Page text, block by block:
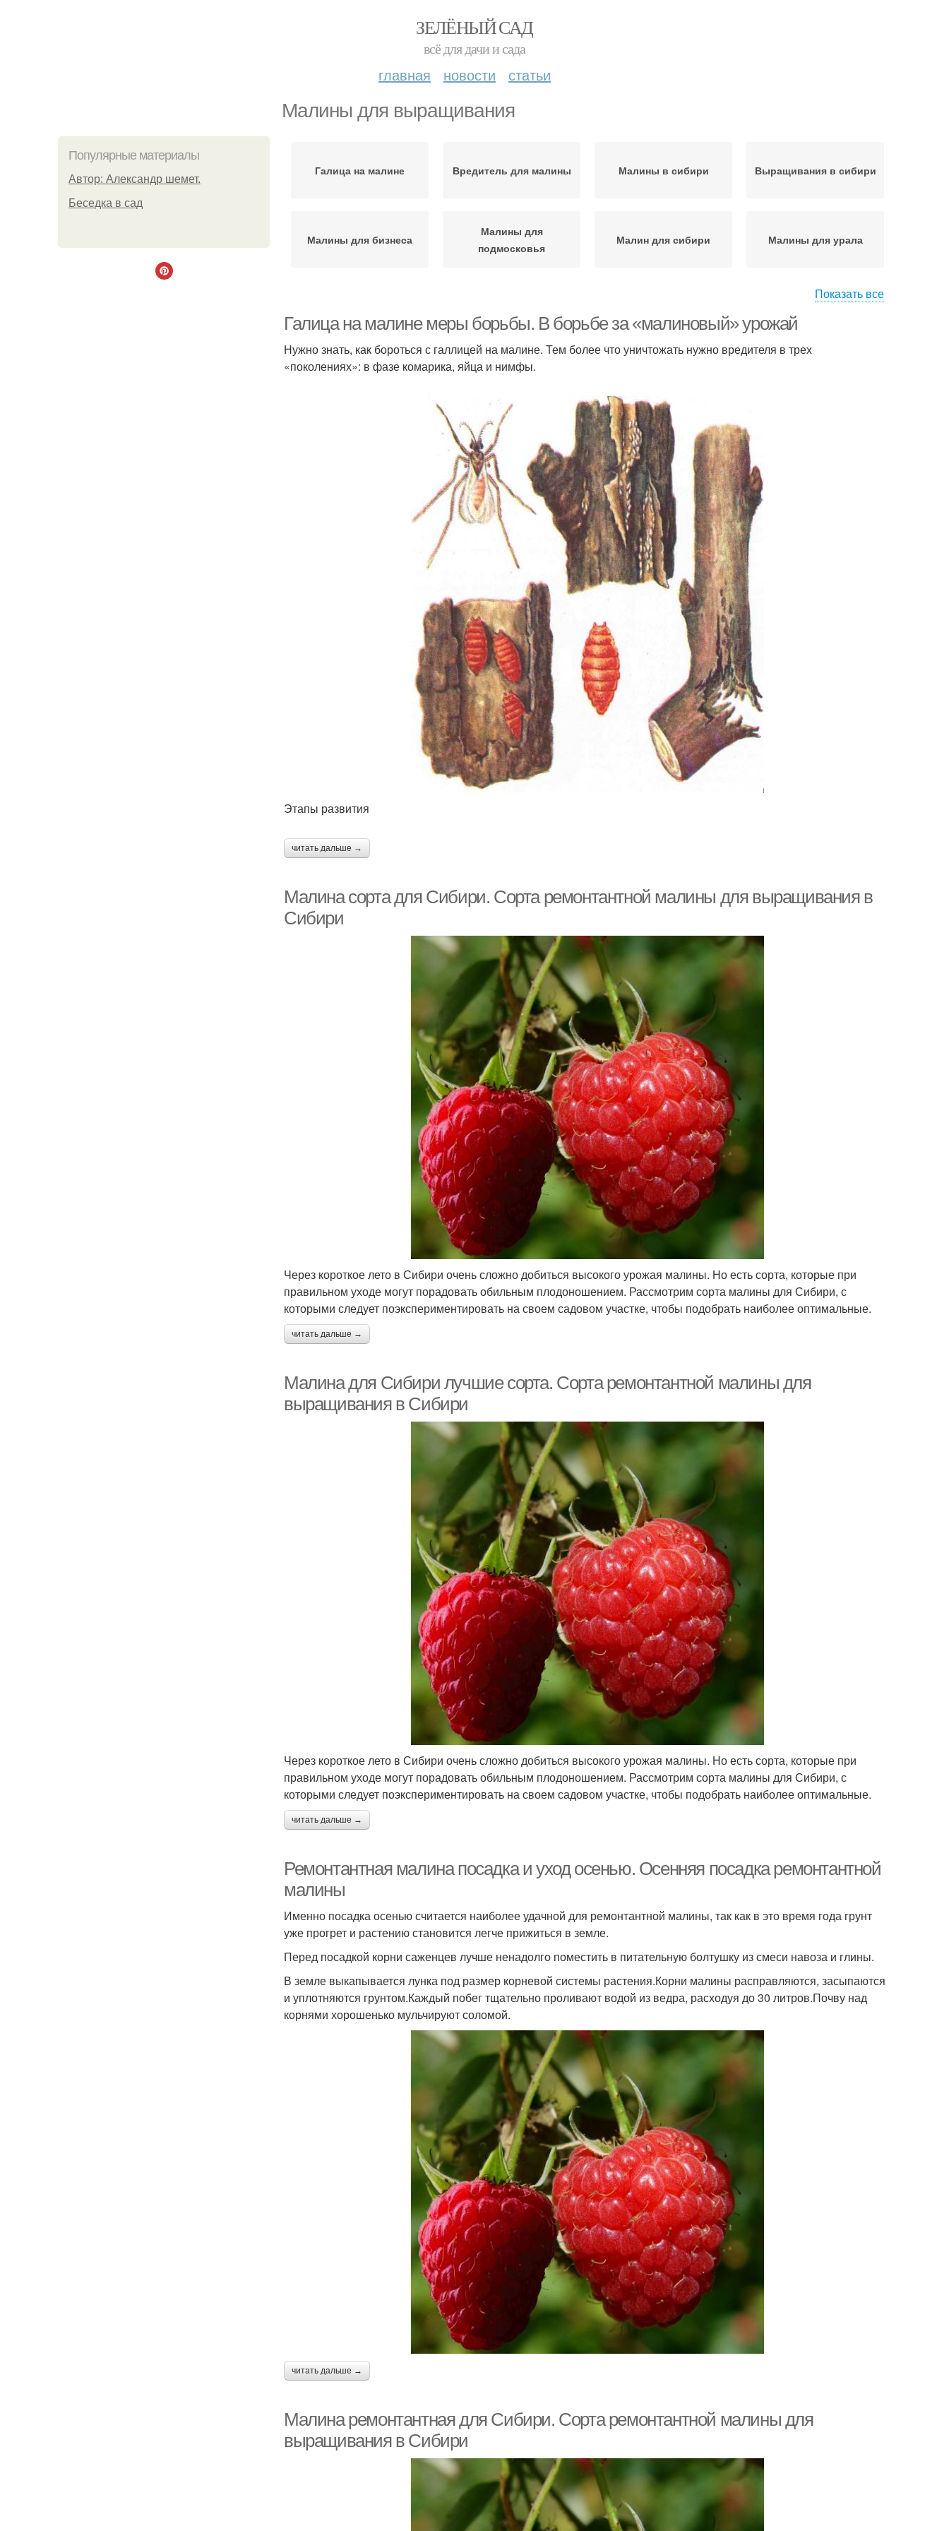
ЗЕЛЁНЫЙ САД
всё для дачи и сада
главная новости статьи
Малины для выращивания
Популярные материалы
Автор: Александр шемет.
Беседка в сад
Галица на малине Вредитель для малины Малины в сибири Выращивания в сибири
Малины для бизнеса
Малины для
подмосковья
Малин для сибири Малины для урала
Показать все
Галица на малине меры борьбы. В борьбе за «малиновый» урожай
Нужно знать, как бороться с галлицей на малине. Тем более что уничтожать нужно вредителя в трех
«поколениях»: в фазе комарика, яйца и нимфы.
Этапы развития
читать дальше →
Малина сорта для Сибири. Сорта ремонтантной малины для выращивания в
Сибири
Через короткое лето в Сибири очень сложно добиться высокого урожая малины. Но есть сорта, которые при
правильном уходе могут порадовать обильным плодоношением. Рассмотрим сорта малины для Сибири, с
которыми следует поэкспериментировать на своем садовом участке, чтобы подобрать наиболее оптимальные.
читать дальше →
Малина для Сибири лучшие сорта. Сорта ремонтантной малины для
выращивания в Сибири
Через короткое лето в Сибири очень сложно добиться высокого урожая малины. Но есть сорта, которые при
правильном уходе могут порадовать обильным плодоношением. Рассмотрим сорта малины для Сибири, с
которыми следует поэкспериментировать на своем садовом участке, чтобы подобрать наиболее оптимальные.
читать дальше →
Ремонтантная малина посадка и уход осенью. Осенняя посадка ремонтантной
малины
Именно посадка осенью считается наиболее удачной для ремонтантной малины, так как в это время года грунт
уже прогрет и растению становится легче прижиться в земле.
Перед посадкой корни саженцев лучше ненадолго поместить в питательную болтушку из смеси навоза и глины.
В земле выкапывается лунка под размер корневой системы растения.Корни малины расправляются, засыпаются
и уплотняются грунтом.Каждый побег тщательно проливают водой из ведра, расходуя до 30 литров.Почву над
корнями хорошенько мульчируют соломой.
читать дальше →
Малина ремонтантная для Сибири. Сорта ремонтантной малины для
выращивания в Сибири